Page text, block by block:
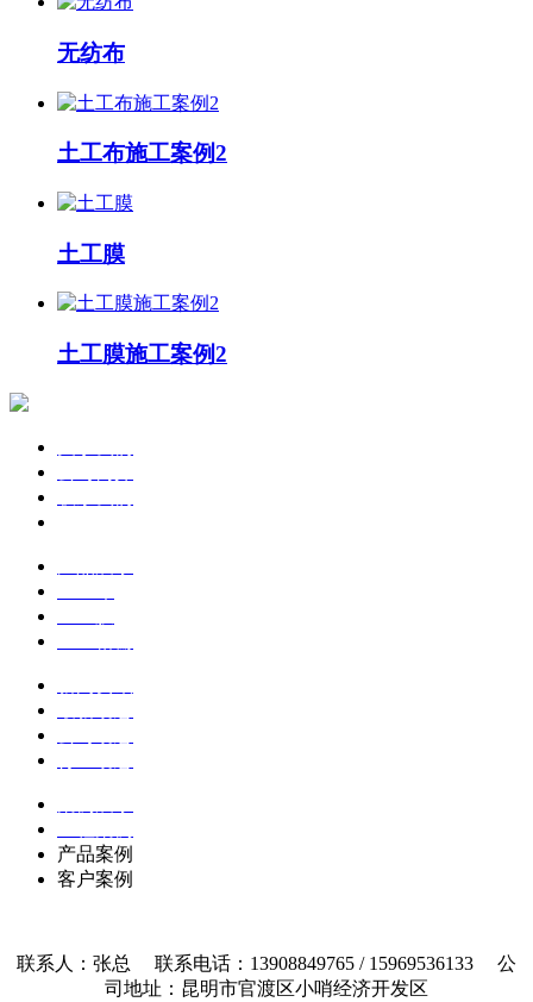
无纺布
土工布施工案例2
土工膜
土工膜施工案例2
产品案例
客户案例
联系人：张总 联系电话：13908849765 / 15969536133 公
司地址：昆明市官渡区小哨经济开发区